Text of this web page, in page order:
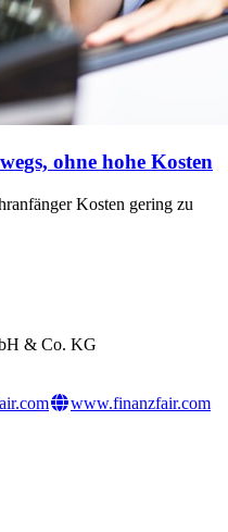
ohne hohe Kosten
Kosten gering zu
& Co. KG
www.finanzfair.com